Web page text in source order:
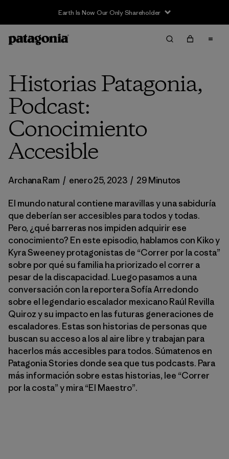
Earth Is Now Our Only Shareholder
Historias Patagonia,
Podcast:
Conocimiento
Accesible
Archana Ram / enero 25, 2023 / 29 Minutos
El mundo natural contiene maravillas y una sabiduría
que deberían ser accesibles para todos y todas.
Pero, ¿qué barreras nos impiden adquirir ese
conocimiento? En este episodio, hablamos con Kiko y
Kyra Sweeney protagonistas de “Correr por la costa”
sobre por qué su familia ha priorizado el correr a
pesar de la discapacidad. Luego pasamos a una
conversación con la reportera Sofía Arredondo
sobre el legendario escalador mexicano Raúl Revilla
Quiroz y su impacto en las futuras generaciones de
escaladores. Estas son historias de personas que
buscan su acceso a los al aire libre y trabajan para
hacerlos más accesibles para todos. Súmatenos en
Patagonia Stories donde sea que tus podcasts. Para
más información sobre estas historias, lee “Correr
por la costa” y mira “El Maestro”.